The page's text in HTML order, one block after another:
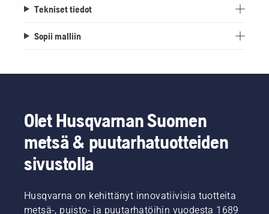
Tekniset tiedot
Sopii malliin
Olet Husqvarnan Suomen
metsä & puutarhatuotteiden
sivustolla
Husqvarna on kehittänyt innovatiivisia tuotteita
metsä-, puisto- ja puutarhatöihin vuodesta 1689